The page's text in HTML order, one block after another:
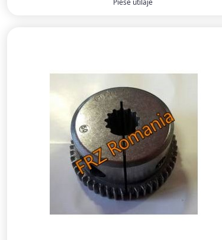
Piese utilaje